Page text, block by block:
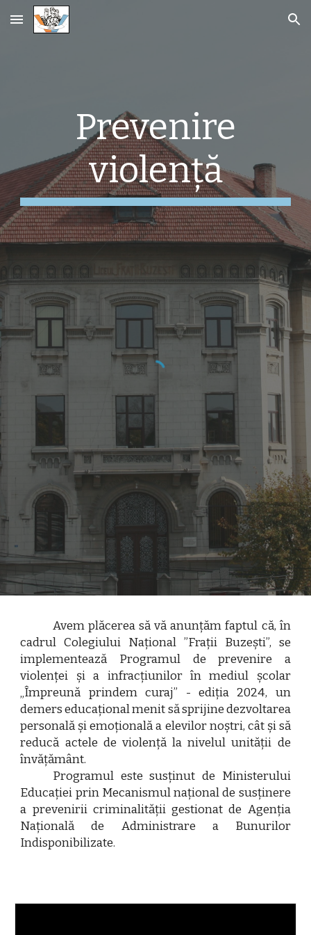
Skip to main content Skip to navigation
Prevenire
violență
Avem plăcerea să vă anunțăm faptul că, în
cadrul Colegiului Național ”Frații Buzești”, se
implementează Programul de prevenire a
violenței și a infracțiunilor în mediul școlar
„Împreună prindem curaj” - ediția 2024, un
demers educațional menit să sprijine dezvoltarea
personală și emoțională a elevilor noștri, cât și să
reducă actele de violență la nivelul unității de
învățământ.
Programul este susținut de Ministerului
Educației prin Mecanismul național de susținere
a prevenirii criminalității gestionat de Agenția
Națională de Administrare a Bunurilor
Indisponibilizate.